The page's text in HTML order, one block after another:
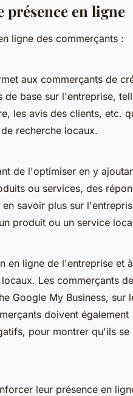
présence en ligne
ligne des commerçants :
aux commerçants de
base sur l'entreprise,
les avis des clients, etc.
recherche locaux.
de l'optimiser en y
ou services, des
savoir plus sur
produit ou un service
en ligne de l'entreprise et à
Les commerçants
Google My Business, sur
doivent également
pour montrer qu'ils se
leur présence en